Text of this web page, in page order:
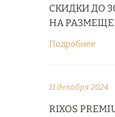
СКИДКИ ДО
НА
Подробнее
11 декабря 2024
RIXOS